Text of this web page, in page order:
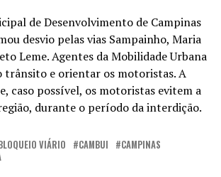
de Desenvolvimento de Campinas
desvio pelas vias Sampainho, Maria
Leme. Agentes da Mobilidade Urbana
e orientar os motoristas. A
caso possível, os motoristas evitem a
durante o período da interdição.
VIÁRIO CAMBUI
CAMPINAS